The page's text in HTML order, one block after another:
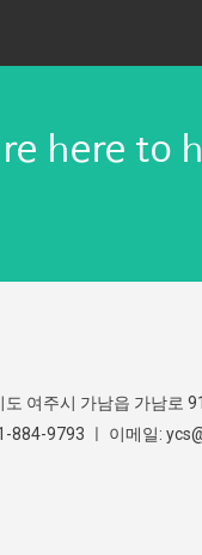
here to
여주시 가남읍 가남로 91
884-9793 ㅣ 이메일: